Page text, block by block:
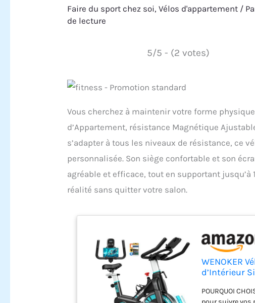
Faire du sport chez soi,Vélos d'appartement /
de lecture
5/5 - (2 votes)
Vous cherchez à maintenir votre forme
d’Appartement, résistance Magnétique
s’adapter à tous les niveaux de résistance, ce
personnalisée. Son siège confortable et son
agréable et efficace, tout en supportant
réalité sans quitter votre salon.
WENOKER
d’Intérieur
POURQUOI